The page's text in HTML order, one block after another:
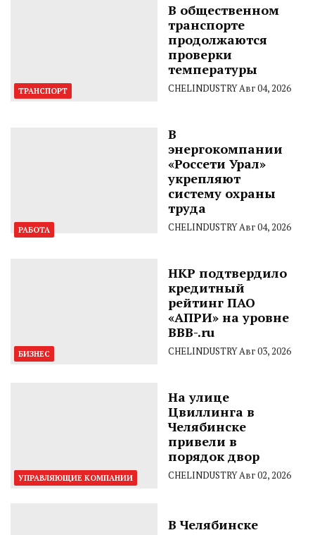
ТРАНСПОРТ
В общественном
транспорте
продолжаются
проверки
температуры
CHELINDUSTRYАвг 04, 2026
РАБОТА
В
энергокомпании
«Россети Урал»
укрепляют
систему охраны
труда
CHELINDUSTRYАвг 04, 2026
БИЗНЕС
НКР подтвердило
кредитный
рейтинг ПАО
«АПРИ» на уровне
BBB-.ru
CHELINDUSTRYАвг 03, 2026
УПРАВЛЯЮЩИЕ КОМПАНИИ
На улице
Цвиллинга в
Челябинске
привели в
порядок двор
CHELINDUSTRYАвг 02, 2026
В Челябинске